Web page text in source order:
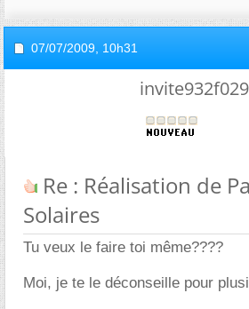
07/07/2009, 10h31
Re : Réalisation de
Solaires
Tu veux le faire toi même????
Moi, je te le déconseille pour